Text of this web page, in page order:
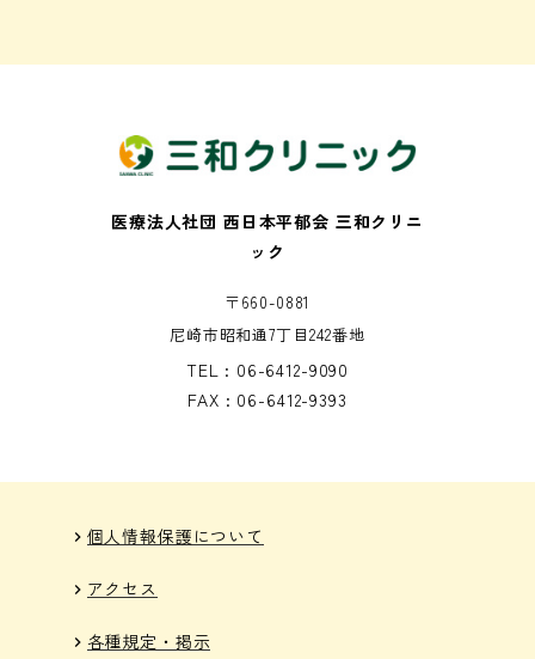
医療法人社団 西日本平郁会 三和クリニ
ック
〒660-0881
尼崎市昭和通7丁目242番地
TEL : 06-6412-9090
FAX : 06-6412-9393
chevron_right 個人情報保護について
chevron_right アクセス
chevron_right 各種規定・掲示